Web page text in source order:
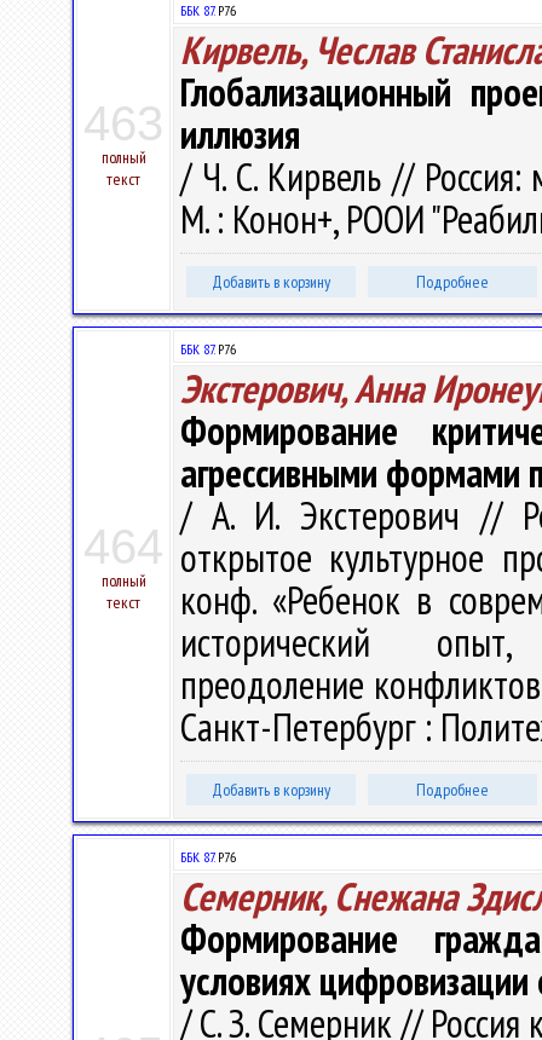
463
полный
текст
ББК 87.Р76
Кирвель, Чеслав
Глобализационный
иллюзия
/ Ч. С. Кирвель // Россия:
М. : Конон+, РООИ
Добавить в корзину Подробнее
464
полный
текст
ББК 87.Р76
Экстерович, Анна
Формирование
агрессивными формами
/ А. И. Экстерович //
открытое культурное
конф. «Ребенок в
исторический опыт,
преодоление
Санкт-Петербург :
Добавить в корзину Подробнее
ББК 87.Р76
Семерник, Снежана
Формирование
условиях
/ С. З. Семерник // Россия